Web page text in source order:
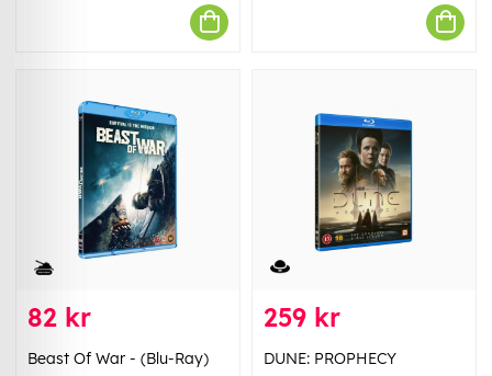
82 kr
Beast Of War - (Blu-Ray)
259 kr
DUNE: PROPHECY